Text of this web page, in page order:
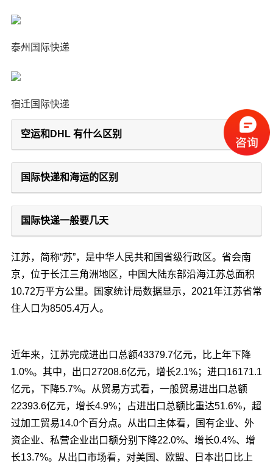
泰州国际快递
宿迁国际快递
空运和DHL 有什么区别
国际快递和海运的区别
国际快递一般要几天
江苏，简称“苏”，是中华人民共和国省级行政区。省会南
京，位于长江三角洲地区，中国大陆东部沿海江苏总面积
10.72万平方公里。国家统计局数据显示，2021年江苏省常
住人口为8505.4万人。
近年来，江苏完成进出口总额43379.7亿元，比上年下降
1.0%。其中，出口27208.6亿元，增长2.1%；进口16171.1
亿元，下降5.7%。从贸易方式看，一般贸易进出口总额
22393.6亿元，增长4.9%；占进出口总额比重达51.6%，超
过加工贸易14.0个百分点。从出口主体看，国有企业、外
资企业、私营企业出口额分别下降22.0%、增长0.4%、增
长13.7%。从出口市场看，对美国、欧盟、日本出口比上